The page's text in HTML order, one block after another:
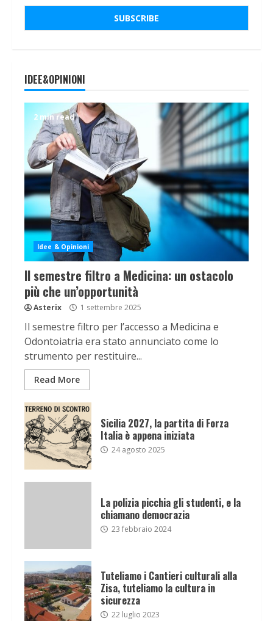
IDEE&OPINIONI
2 min read
Idee & Opinioni
Il semestre filtro a Medicina: un ostacolo
più che un’opportunità
Asterix 1 settembre 2025
Il semestre filtro per l’accesso a Medicina e
Odontoiatria era stato annunciato come lo
strumento per restituire...
Read More
Sicilia 2027, la partita di Forza
Italia è appena iniziata
24 agosto 2025
La polizia picchia gli studenti, e la
chiamano democrazia
23 febbraio 2024
Tuteliamo i Cantieri culturali alla
Zisa, tuteliamo la cultura in
sicurezza
22 luglio 2023